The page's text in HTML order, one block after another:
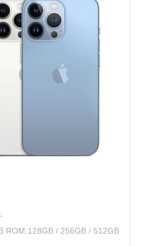
ROM:128GB / 256GB / 512GB